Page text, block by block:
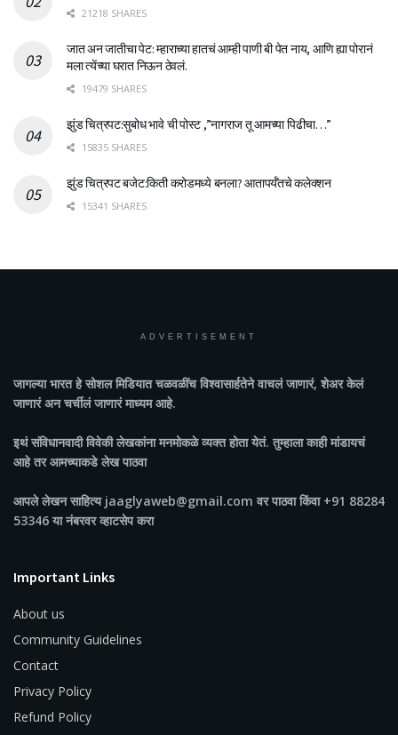
21218 SHARES
जात अन जातीचा पेट: म्हाराच्या हातचं आम्ही पाणी बी पेत नाय, आणि ह्या पोरानं
मला त्येंच्या घरात निऊन ठेवलं.
19479 SHARES
झुंड चित्रपट:सुबोध भावे ची पोस्ट ,”नागराज तू आमच्या पिढीचा…”
15835 SHARES
झुंड चित्रपट बजेट:किती करोडमध्ये बनला? आतापर्यँतचे कलेक्शन
15341 SHARES
ADVERTISEMENT
जागल्या भारतहे सोशल मिडियात चळवळींच विश्वासार्हतेने वाचलं जाणारं, शेअर केलं
जाणारं अन चर्चीलं जाणारं माध्यम आहे.
इथं संविधानवादी विवेकी लेखकांना मनमोकळे व्यक्त होता येतं. तुम्हाला काही मांडायचं
आहे तर आमच्याकडे लेख पाठवा
आपले लेखन साहित्य jaaglyaweb@gmail.com वर पाठवा किंवा +91 88284
53346 या नंबरवर व्हाटसेप करा
Important Links
About us
Community Guidelines
Contact
Privacy Policy
Refund Policy